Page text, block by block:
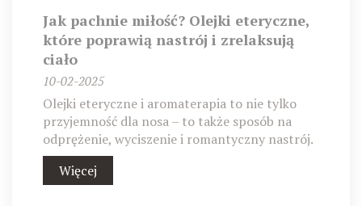
Jak pachnie miłość? Olejki eteryczne,
które poprawią nastrój i zrelaksują
ciało
10-02-2025
Olejki eteryczne i aromaterapia to nie tylko
przyjemność dla nosa – to także sposób na
odprężenie, wyciszenie i romantyczny nastrój.
Więcej